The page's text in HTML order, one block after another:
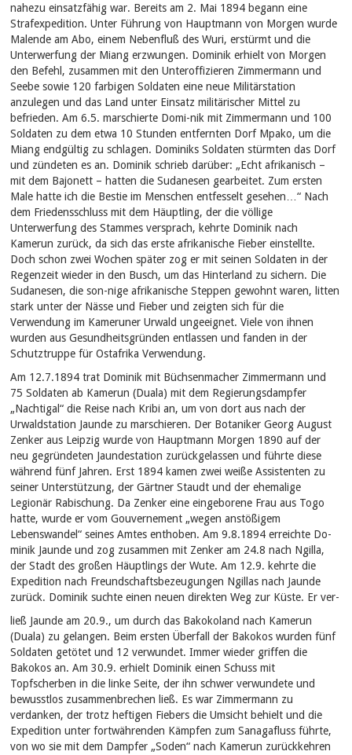
nahezu einsatzfähig war. Bereits am 2. Mai 1894 begann eine
Strafexpedition. Unter Führung von Hauptmann von Morgen wurde
Malende am Abo, einem Nebenfluß des Wuri, erstürmt und die
Unterwerfung der Miang erzwungen. Dominik erhielt von Morgen
den Befehl, zusammen mit den Unteroffizieren Zimmermann und
Seebe sowie 120 farbigen Soldaten eine neue Militärstation
anzulegen und das Land unter Einsatz militärischer Mittel zu
befrieden. Am 6.5. marschierte Domi-nik mit Zimmermann und 100
Soldaten zu dem etwa 10 Stunden entfernten Dorf Mpako, um die
Miang endgültig zu schlagen. Dominiks Soldaten stürmten das Dorf
und zündeten es an. Dominik schrieb darüber: „Echt afrikanisch –
mit dem Bajonett – hatten die Sudanesen gearbeitet. Zum ersten
Male hatte ich die Bestie im Menschen entfesselt gesehen…“ Nach
dem Friedensschluss mit dem Häuptling, der die völlige
Unterwerfung des Stammes versprach, kehrte Dominik nach
Kamerun zurück, da sich das erste afrikanische Fieber einstellte.
Doch schon zwei Wochen später zog er mit seinen Soldaten in der
Regenzeit wieder in den Busch, um das Hinterland zu sichern. Die
Sudanesen, die son-nige afrikanische Steppen gewohnt waren, litten
stark unter der Nässe und Fieber und zeigten sich für die
Verwendung im Kameruner Urwald ungeeignet. Viele von ihnen
wurden aus Gesundheitsgründen entlassen und fanden in der
Schutztruppe für Ostafrika Verwendung.
Am 12.7.1894 trat Dominik mit Büchsenmacher Zimmermann und
75 Soldaten ab Kamerun (Duala) mit dem Regierungsdampfer
„Nachtigal“ die Reise nach Kribi an, um von dort aus nach der
Urwaldstation Jaunde zu marschieren. Der Botaniker Georg August
Zenker aus Leipzig wurde von Hauptmann Morgen 1890 auf der
neu gegründeten Jaundestation zurückgelassen und führte diese
während fünf Jahren. Erst 1894 kamen zwei weiße Assistenten zu
seiner Unterstützung, der Gärtner Staudt und der ehemalige
Legionär Rabischung. Da Zenker eine eingeborene Frau aus Togo
hatte, wurde er vom Gouvernement „wegen anstößigem
Lebenswandel“ seines Amtes enthoben. Am 9.8.1894 erreichte Do-
minik Jaunde und zog zusammen mit Zenker am 24.8 nach Ngilla,
der Stadt des großen Häuptlings der Wute. Am 12.9. kehrte die
Expedition nach Freundschaftsbezeugungen Ngillas nach Jaunde
zurück. Dominik suchte einen neuen direkten Weg zur Küste. Er ver-
ließ Jaunde am 20.9., um durch das Bakokoland nach Kamerun
(Duala) zu gelangen. Beim ersten Überfall der Bakokos wurden fünf
Soldaten getötet und 12 verwundet. Immer wieder griffen die
Bakokos an. Am 30.9. erhielt Dominik einen Schuss mit
Topfscherben in die linke Seite, der ihn schwer verwundete und
bewusstlos zusammenbrechen ließ. Es war Zimmermann zu
verdanken, der trotz heftigen Fiebers die Umsicht behielt und die
Expedition unter fortwährenden Kämpfen zum Sanagafluss führte,
von wo sie mit dem Dampfer „Soden“ nach Kamerun zurückkehren